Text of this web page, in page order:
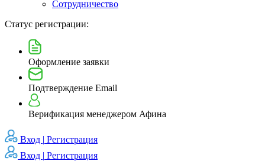
Сотрудничество
Статус регистрации:
Оформление заявки
Подтверждение Email
Верификация менеджером Афина
Вход | Регистрация
Вход | Регистрация